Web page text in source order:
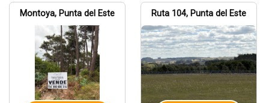
Montoya, Punta del Este Ruta 104, Punta del Este